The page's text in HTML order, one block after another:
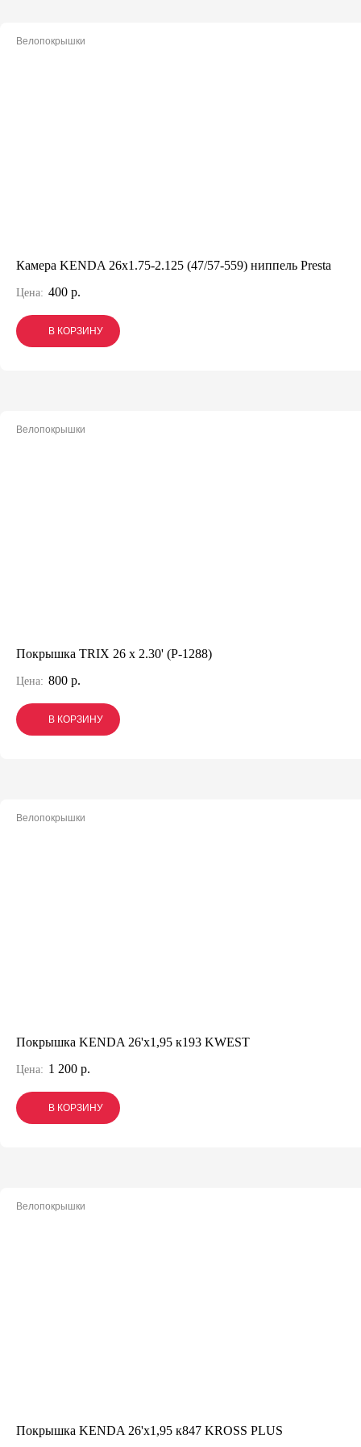
Велопокрышки
Камера KENDA 26x1.75-2.125 (47/57-559) ниппель Presta
Цена: 400 р.
В КОРЗИНУ
В КОРЗИНУ
В КОРЗИНУ
Велопокрышки
Покрышка TRIX 26 x 2.30' (P-1288)
Цена: 800 р.
В КОРЗИНУ
В КОРЗИНУ
В КОРЗИНУ
Велопокрышки
Покрышка KENDA 26'х1,95 к193 KWEST
Цена: 1 200 р.
В КОРЗИНУ
В КОРЗИНУ
В КОРЗИНУ
Велопокрышки
Покрышка KENDA 26'х1,95 к847 KROSS PLUS